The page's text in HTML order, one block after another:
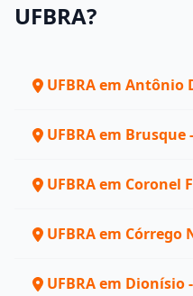
UFBRA?
UFBRA em Antônio
UFBRA em Brusque
UFBRA em Coronel
UFBRA em Córrego
UFBRA em Dionísio